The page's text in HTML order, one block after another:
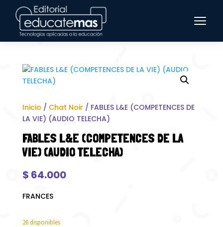
Inicio / Chat Noir / FABLES L&E (COMPETENCES DE
LA VIE) (AUDIO TELECHA)
FABLES L&E (COMPETENCES DE LA
VIE) (AUDIO TELECHA)
$ 64.000
FRANCES
26 disponibles